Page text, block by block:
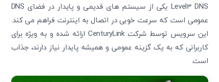
Level3 DNS یکی از سیستم ‌های قدیمی و پایدار در فضای DNS
عمومی است که سرعت خوبی در اتصال به اینترنت فراهم می ‌کند.
این سرویس توسط شرکت CenturyLink ارائه شده و به ویژه برای
کاربرانی که به یک گزینه‌ عمومی و همیشه پایدار نیاز دارند، جذاب
است.